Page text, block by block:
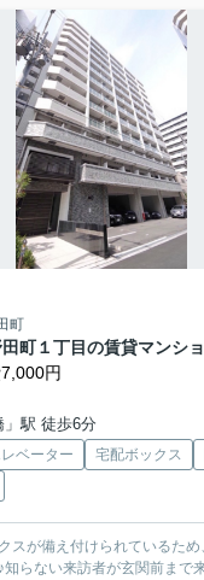
町
町１丁目の賃貸マンシ
円
」駅 徒歩6分
ベーター 宅配ボックス
スが備え付けられているた
らない来訪者が玄関前まで